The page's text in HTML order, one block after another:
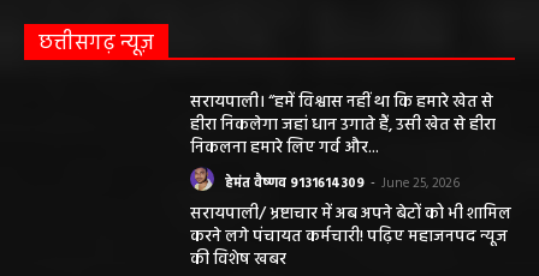
छत्तीसगढ़ न्यूज़
सरायपाली। “हमें विश्वास नहीं था कि हमारे खेत से
हीरा निकलेगा जहां धान उगाते हैं, उसी खेत से हीरा
निकलना हमारे लिए गर्व और...
हेमंत वैष्णव 9131614309 - June 25, 2026
सरायपाली/ भ्रष्टाचार में अब अपने बेटों को भी शामिल
करने लगे पंचायत कर्मचारी! पढ़िए महाजनपद न्यूज
की विशेष खबर